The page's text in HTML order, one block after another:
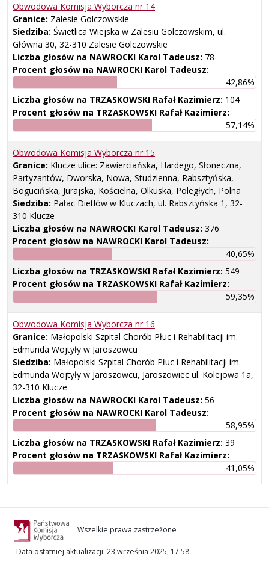
Obwodowa Komisja Wyborcza nr 14
Granice: Zalesie Golczowskie
Siedziba: Świetlica Wiejska w Zalesiu Golczowskim, ul.
Główna 30, 32-310 Zalesie Golczowskie
Liczba głosów na NAWROCKI Karol Tadeusz: 78
Procent głosów na NAWROCKI Karol Tadeusz:
42,86%
Liczba głosów na TRZASKOWSKI Rafał Kazimierz: 104
Procent głosów na TRZASKOWSKI Rafał Kazimierz:
57,14%
Obwodowa Komisja Wyborcza nr 15
Granice: Klucze ulice: Zawierciańska, Hardego, Słoneczna,
Partyzantów, Dworska, Nowa, Studzienna, Rabsztyńska,
Bogucińska, Jurajska, Kościelna, Olkuska, Poległych, Polna
Siedziba: Pałac Dietlów w Kluczach, ul. Rabsztyńska 1, 32-
310 Klucze
Liczba głosów na NAWROCKI Karol Tadeusz: 376
Procent głosów na NAWROCKI Karol Tadeusz:
40,65%
Liczba głosów na TRZASKOWSKI Rafał Kazimierz: 549
Procent głosów na TRZASKOWSKI Rafał Kazimierz:
59,35%
Obwodowa Komisja Wyborcza nr 16
Granice: Małopolski Szpital Chorób Płuc i Rehabilitacji im.
Edmunda Wojtyły w Jaroszowcu
Siedziba: Małopolski Szpital Chorób Płuc i Rehabilitacji im.
Edmunda Wojtyły w Jaroszowcu, Jaroszowiec ul. Kolejowa 1a,
32-310 Klucze
Liczba głosów na NAWROCKI Karol Tadeusz: 56
Procent głosów na NAWROCKI Karol Tadeusz:
58,95%
Liczba głosów na TRZASKOWSKI Rafał Kazimierz: 39
Procent głosów na TRZASKOWSKI Rafał Kazimierz:
41,05%
Wszelkie prawa zastrzeżone
Data ostatniej aktualizacji: 23 września 2025, 17:58